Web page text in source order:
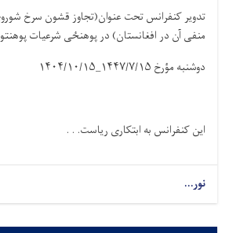
تدویر کنفرانس تحت عنوان(تجاوز قشون سرخ
منفی آن در افغانستان) در پوهنځی شرعیات
دوشنبه‌ مؤرخ ۱۴۴۷/۷/۱۵_۱۴۰۴/۱۰/۱۵
این کنفرانس به ابتکاری ریاست. . .
نور...